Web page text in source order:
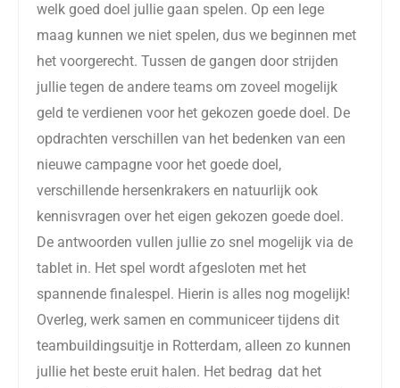
welk goed doel jullie gaan spelen. Op een lege
maag kunnen we niet spelen, dus we beginnen met
het voorgerecht. Tussen de gangen door strijden
jullie tegen de andere teams om zoveel mogelijk
geld te verdienen voor het gekozen goede doel. De
opdrachten verschillen van het bedenken van een
nieuwe campagne voor het goede doel,
verschillende hersenkrakers en natuurlijk ook
kennisvragen over het eigen gekozen goede doel.
De antwoorden vullen jullie zo snel mogelijk via de
tablet in. Het spel wordt afgesloten met het
spannende finalespel. Hierin is alles nog mogelijk!
Overleg, werk samen en communiceer tijdens dit
teambuildingsuitje in Rotterdam, alleen zo kunnen
jullie het beste eruit halen. Het bedrag dat het